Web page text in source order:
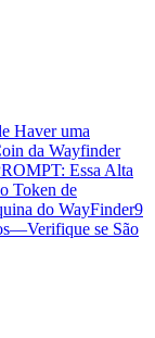
Haver uma
da Wayfinder
Essa Alta
Token de
do WayFinder9
se São